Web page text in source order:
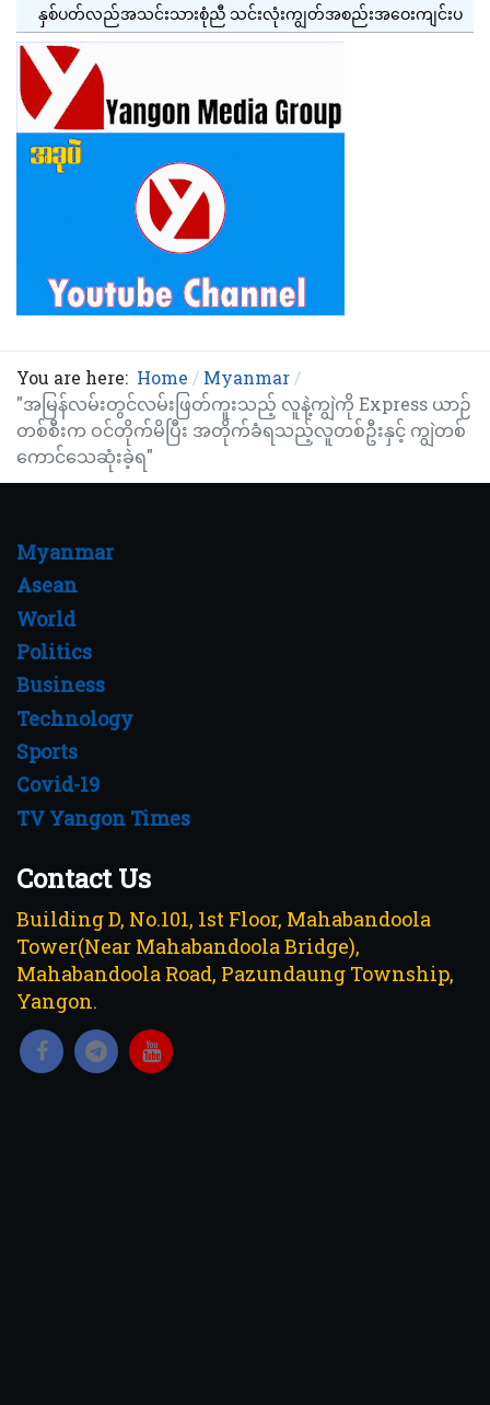
နှစ်ပတ်လည်အသင်းသားစုံညီ သင်းလုံးကျွတ်အစည်းအဝေးကျင်းပ
You are here: Home
Myanmar
"အမြန်လမ်းတွင်လမ်းဖြတ်ကူးသည့် လူနဲ့ကျွဲကို Express ယာဉ်
တစ်စီးက ဝင်တိုက်မိပြီး အတိုက်ခံရသည့်လူတစ်ဦးနှင့် ကျွဲတစ်
ကောင်သေဆုံးခဲ့ရ"
Myanmar
Asean
World
Politics
Business
Technology
Sports
Covid-19
TV Yangon Times
Contact Us
Building D, No.101, 1st Floor, Mahabandoola
Tower(Near Mahabandoola Bridge),
Mahabandoola Road, Pazundaung Township,
Yangon.